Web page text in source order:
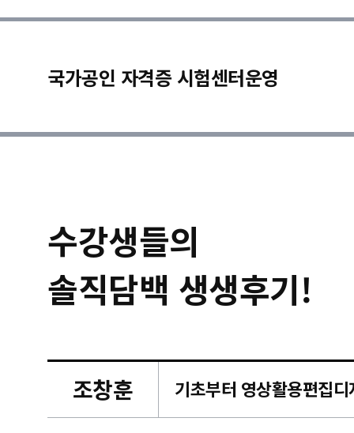
국가공인 자격증 시험센터운영
수강생들의
솔직담백 생생후기!
조창훈